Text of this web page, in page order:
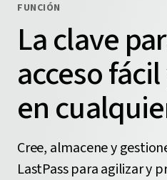
FUNCIÓN
La clave
acceso
en
Cree, almacene y
LastPass para agilizar y